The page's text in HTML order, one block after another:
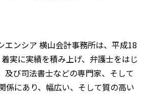
エンシア 横山会計事務所は、平成18
実に実績を積み上げ、弁護士をはじ
及び司法書士などの専門家、そして
係にあり、幅広い、そして質の高い